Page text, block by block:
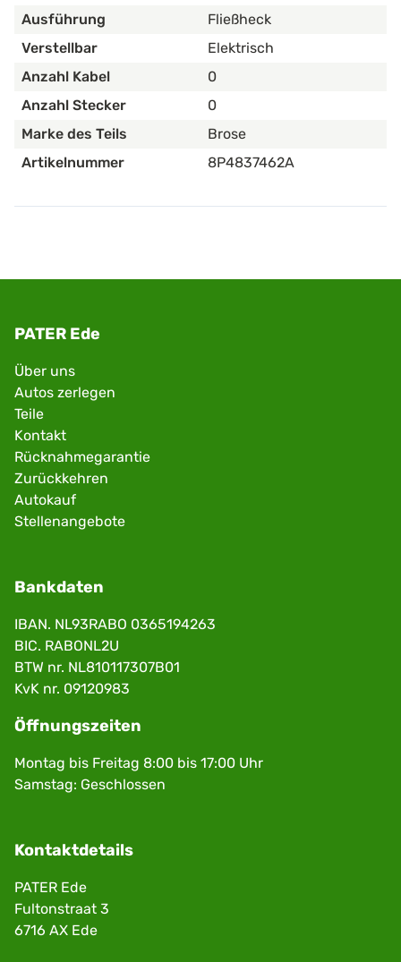
Ausführung
Fließheck
Verstellbar
Elektrisch
Anzahl Kabel
0
Anzahl Stecker
0
Marke des Teils
Brose
Artikelnummer
8P4837462A
PATER Ede
Über uns
Autos zerlegen
Teile
Kontakt
Rücknahmegarantie
Zurückkehren
Autokauf
Stellenangebote
Bankdaten
IBAN. NL93RABO 0365194263
BIC. RABONL2U
BTW nr. NL810117307B01
KvK nr. 09120983
Öffnungszeiten
Montag bis Freitag 8:00 bis 17:00 Uhr
Samstag: Geschlossen
Kontaktdetails
PATER Ede
Fultonstraat 3
6716 AX Ede